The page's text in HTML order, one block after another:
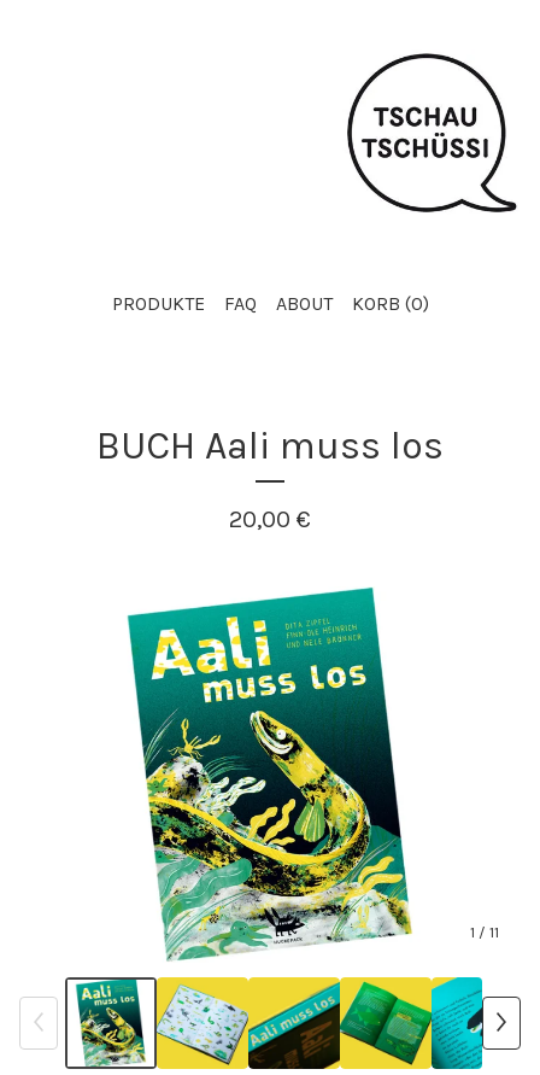
PRODUKTE FAQ ABOUT KORB (0)
BUCH Aali muss los
20,00 €
1 / 11